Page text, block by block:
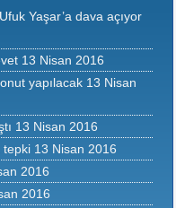
Yaşar’a dava açıyor
13 Nisan 2016
yapılacak 13 Nisan
13 Nisan 2016
tepki 13 Nisan 2016
2016
2016